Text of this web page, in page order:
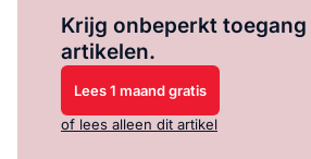
Krijg onbeperkt
artikelen.
Lees 1 maand gratis
of lees alleen dit artikel